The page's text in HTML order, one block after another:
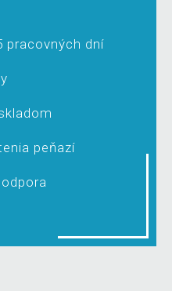
pracovných dní
peňazí